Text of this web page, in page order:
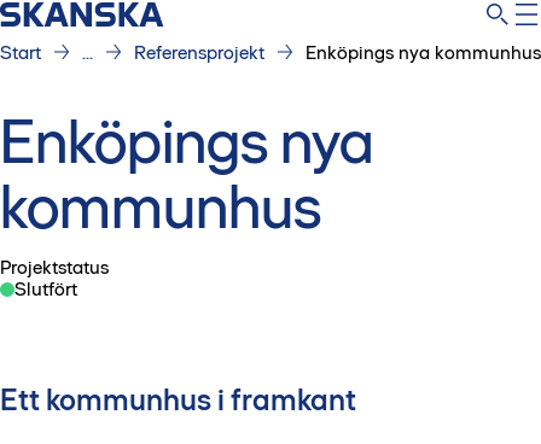
Start ... Referensprojekt Enköpings nya kommunhus
Enköpings nya
kommunhus
Projektstatus
Slutfört
Ett kommunhus i framkant